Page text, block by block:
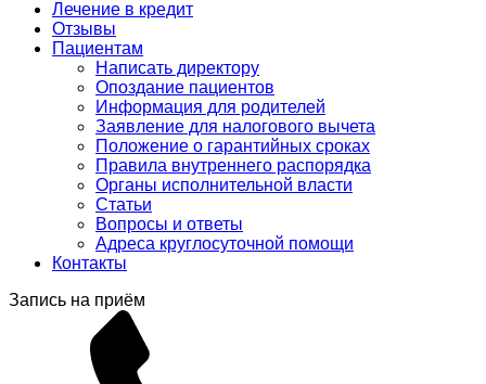
Лечение в кредит
Отзывы
Пациентам
Написать директору
Опоздание пациентов
Информация для родителей
Заявление для налогового вычета
Положение о гарантийных сроках
Правила внутреннего распорядка
Органы исполнительной власти
Статьи
Вопросы и ответы
Адреса круглосуточной помощи
Контакты
Запись на приём